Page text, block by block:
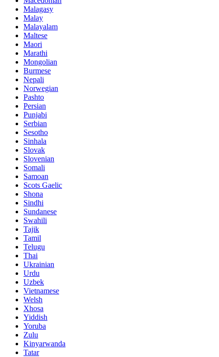
Malagasy
Malay
Malayalam
Maltese
Maori
Marathi
Mongolian
Burmese
Nepali
Norwegian
Pashto
Persian
Punjabi
Serbian
Sesotho
Sinhala
Slovak
Slovenian
Somali
Samoan
Scots Gaelic
Shona
Sindhi
Sundanese
Swahili
Tajik
Tamil
Telugu
Thai
Ukrainian
Urdu
Uzbek
Vietnamese
Welsh
Xhosa
Yiddish
Yoruba
Zulu
Kinyarwanda
Tatar